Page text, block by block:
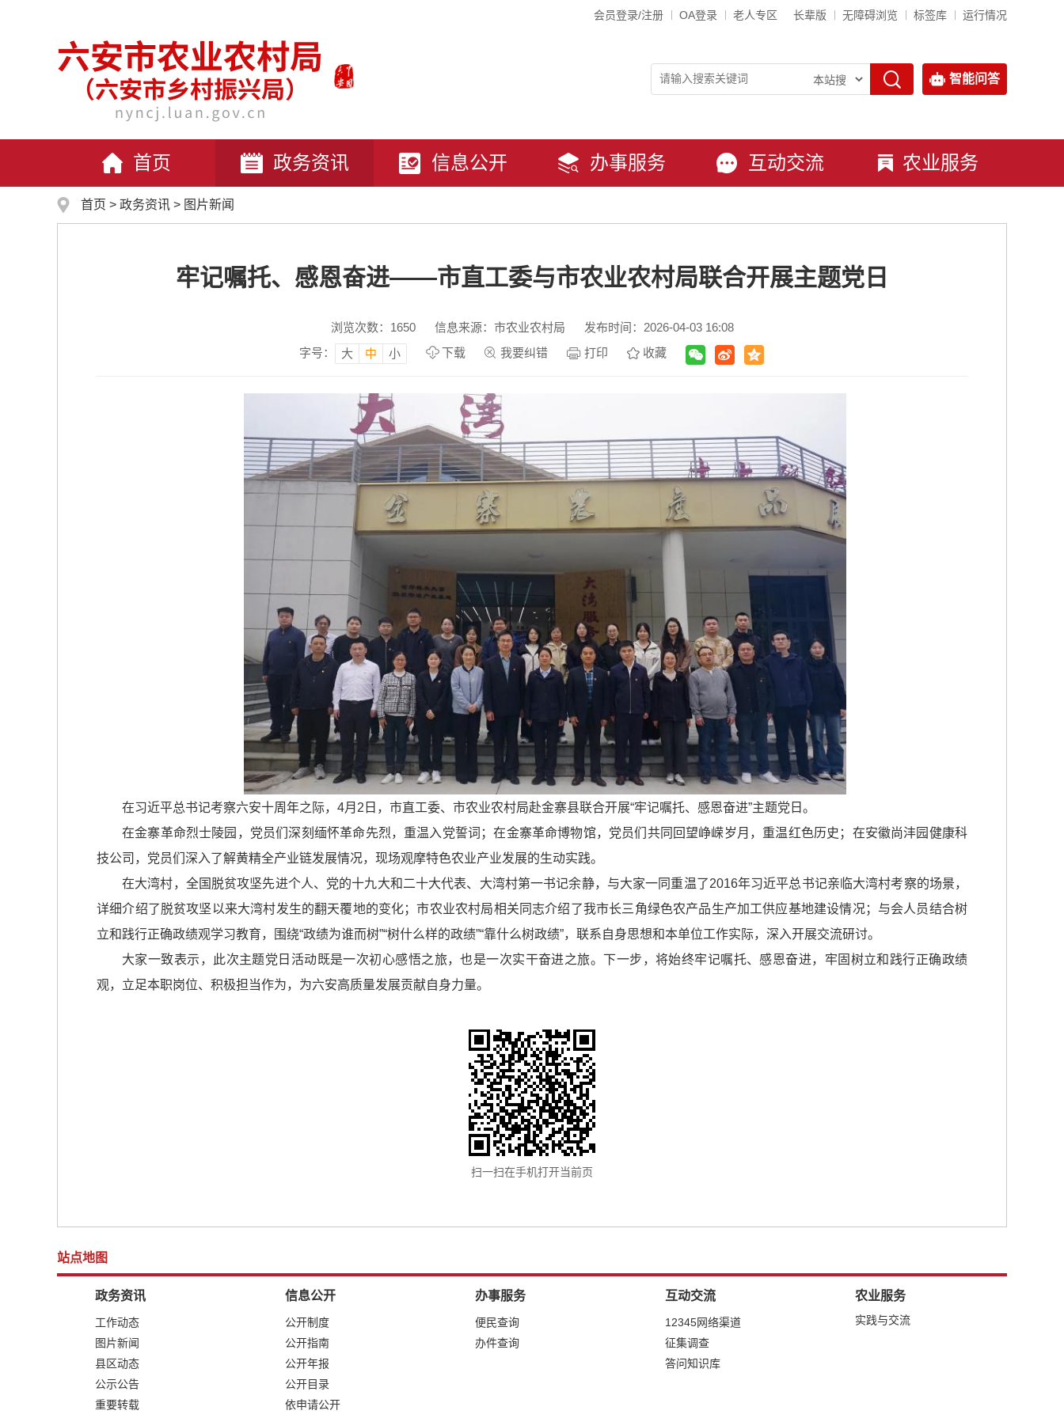
会员登录/注册 OA登录 老人专区 长辈版 无障碍浏览 标签库 运行情况
智能问答
首页 政务资讯 信息公开 办事服务 互动交流 农业服务
首页 > 政务资讯 > 图片新闻
牢记嘱托、感恩奋进——市直工委与市农业农村局联合开展主题党日
浏览次数： 1650 信息来源：市农业农村局
发布时间：2026-04-03 16:08
字号：
大 中 小 下载 我要纠错 打印 收藏
在习近平总书记考察六安十周年之际，4月2日，市直工委、市农业农村局赴金寨县联合开展“牢记嘱托、感恩奋进”主题党日。
在金寨革命烈士陵园，党员们深刻缅怀革命先烈，重温入党誓词；在金寨革命博物馆，党员们共同回望峥嵘岁月，重温红色历史；在安徽尚沣园健康科
技公司，党员们深入了解黄精全产业链发展情况，现场观摩特色农业产业发展的生动实践。
在大湾村，全国脱贫攻坚先进个人、党的十九大和二十大代表、大湾村第一书记余静，与大家一同重温了2016年习近平总书记亲临大湾村考察的场景，
详细介绍了脱贫攻坚以来大湾村发生的翻天覆地的变化；市农业农村局相关同志介绍了我市长三角绿色农产品生产加工供应基地建设情况；与会人员结合树
立和践行正确政绩观学习教育，围绕“政绩为谁而树”“树什么样的政绩”“靠什么树政绩”，联系自身思想和本单位工作实际，深入开展交流研讨。
大家一致表示，此次主题党日活动既是一次初心感悟之旅，也是一次实干奋进之旅。下一步，将始终牢记嘱托、感恩奋进，牢固树立和践行正确政绩
观，立足本职岗位、积极担当作为，为六安高质量发展贡献自身力量。
扫一扫在手机打开当前页
站点地图
政务资讯
工作动态
图片新闻
县区动态
公示公告
重要转载
信息公开
公开制度
公开指南
公开年报
公开目录
依申请公开
办事服务
便民查询
办件查询
互动交流
12345网络渠道
征集调查
答问知识库
农业服务
实践与交流